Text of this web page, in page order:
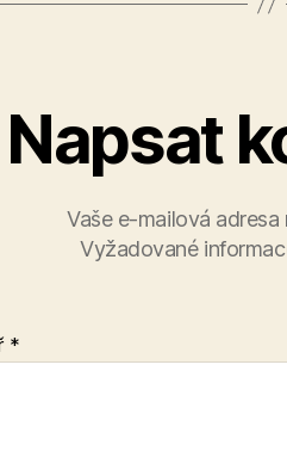
Napsat
Vaše e-mailová adresa
Vyžadované
*